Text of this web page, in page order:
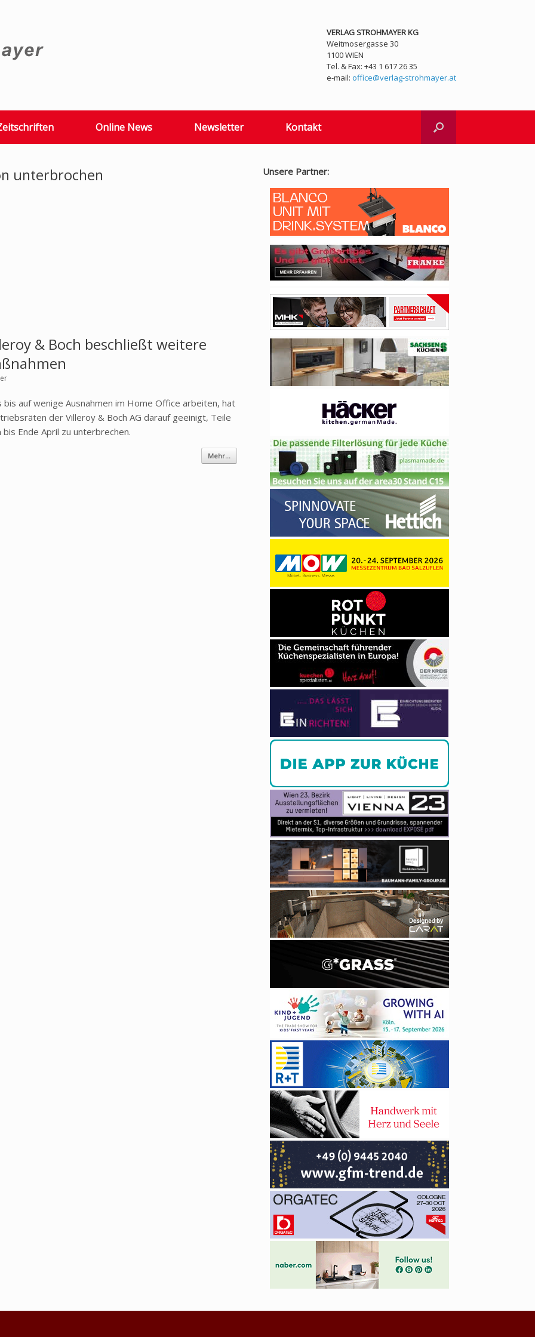
VERLAG STROHMAYER KG
Weitmosergasse 30
1100 WIEN
Tel. & Fax: +43 1 617 26 35
e-mail: office@verlag-strohmayer.at
Online News Newsletter Kontakt
unterbrochen
& Boch beschließt weitere
auf wenige Ausnahmen im Home Office arbeiten, hat
der Villeroy & Boch AG darauf geeinigt, Teile
Ende April zu unterbrechen.
Mehr...
Unsere Partner: